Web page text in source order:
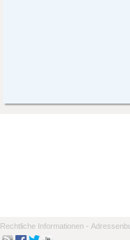
Rechtliche Informationen -